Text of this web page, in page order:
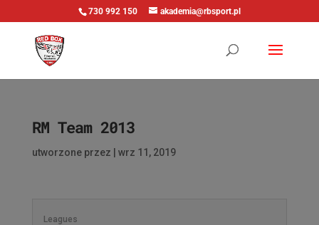
730 992 150 akademia@rbsport.pl
RM Team 2013
utworzone przez wrz 11, 2019
Leagues